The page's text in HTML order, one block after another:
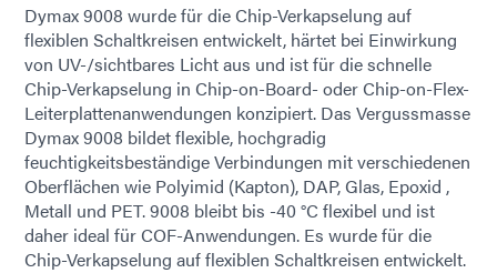
Dymax 9008 wurde für die Chip-Verkapselung auf
flexiblen Schaltkreisen entwickelt, härtet bei Einwirkung
von UV-/sichtbares Licht aus und ist für die schnelle
Chip-Verkapselung in Chip-on-Board- oder Chip-on-Flex-
Leiterplattenanwendungen konzipiert. Das Vergussmasse
Dymax 9008 bildet flexible, hochgradig
feuchtigkeitsbeständige Verbindungen mit verschiedenen
Oberflächen wie Polyimid (Kapton), DAP, Glas, Epoxid ,
Metall und PET. 9008 bleibt bis -40 °C flexibel und ist
daher ideal für COF-Anwendungen. Es wurde für die
Chip-Verkapselung auf flexiblen Schaltkreisen entwickelt.